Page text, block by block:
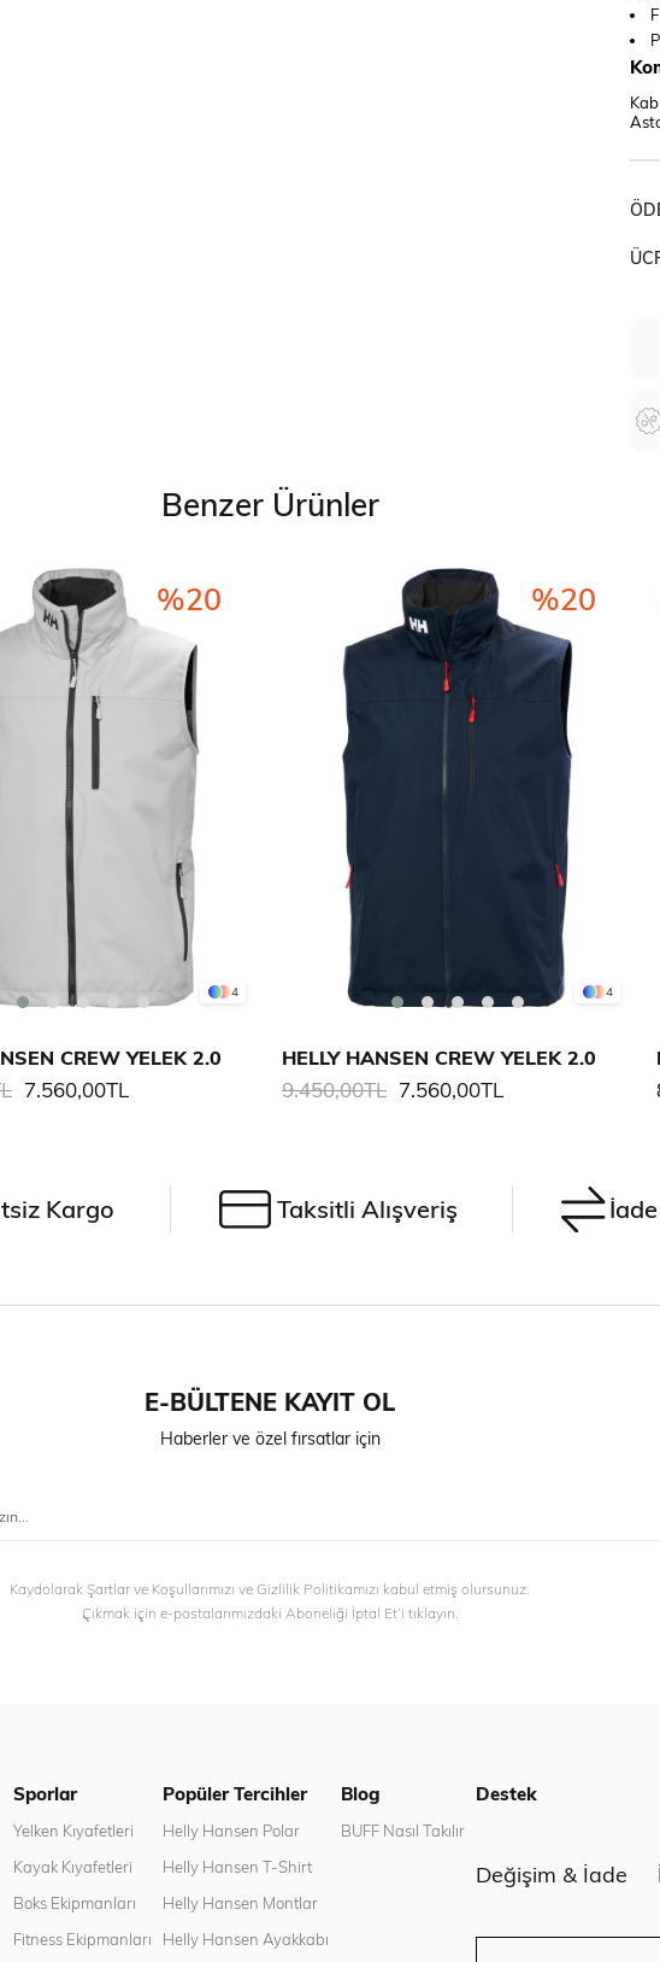
Benzer Ürünler
4
CREW YELEK 2.0
7.560,00TL
%20
4
HELLY HANSEN CREW YELEK 2.0
7.560,00TL
9.450,00TL
%20
Kargo Taksitli Alışveriş
E-BÜLTENE KAYIT OL
Haberler ve özel fırsatlar için
Kaydolarak Şartlar ve Koşullarımızı ve Gizlilik Politikamızı kabul etmiş olursunuz.
Çıkmak için e-postalarımızdaki Aboneliği İptal Et’i tıklayın.
Sporlar
Yelken Kıyafetleri
Kayak Kıyafetleri
Boks Ekipmanları
Fitness Ekipmanları
Popüler Tercihler
Helly Hansen Polar
Helly Hansen T-Shirt
Helly Hansen Montlar
Helly Hansen Ayakkabı
Blog
BUFF Nasıl Takılır
Destek
Değişim & İade